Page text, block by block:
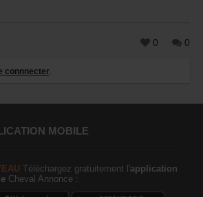
0 0
connnecter.
MOBILE
Téléchargez gratuitement l'application
Cheval Annonce :